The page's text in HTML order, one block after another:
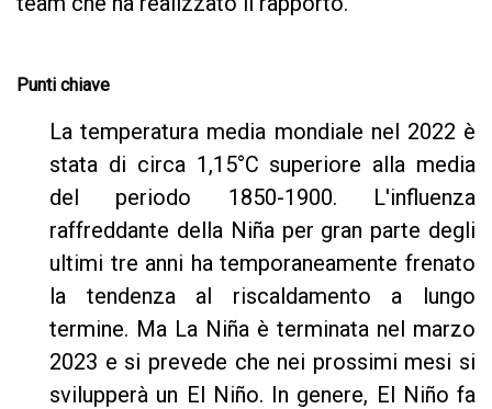
Punti chiave
La temperatura media mondiale nel 2022 è
stata di circa 1,15°C superiore alla media
del periodo 1850-1900. L'influenza
raffreddante della Niña per gran parte degli
ultimi tre anni ha temporaneamente frenato
la tendenza al riscaldamento a lungo
termine. Ma La Niña è terminata nel marzo
2023 e si prevede che nei prossimi mesi si
svilupperà un El Niño. In genere, El Niño fa